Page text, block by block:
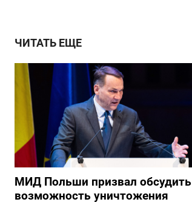
ЧИТАТЬ ЕЩЕ
МИД Польши призвал обсудить
возможность уничтожения